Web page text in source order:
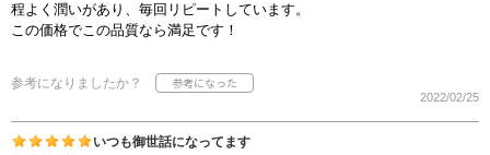
程よく潤いがあり、毎回リピートしています。
この価格でこの品質なら満足です！
参考になりましたか？
2022/02/25
いつも御世話になってます